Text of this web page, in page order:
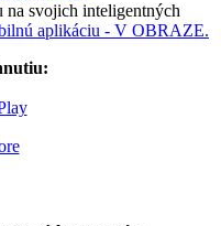
na svojich inteligentných
aplikáciu - V OBRAZE.